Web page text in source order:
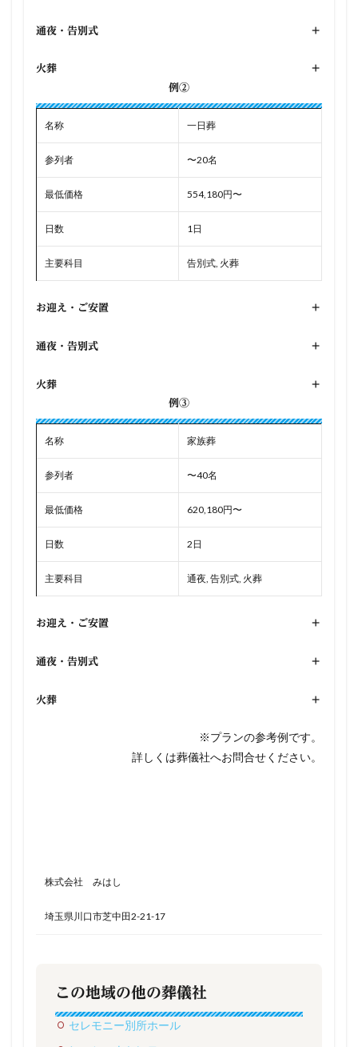
通夜・告別式 +
火葬
+
例②
名称 一日葬
参列者 〜20名
最低価格 554,180円〜
日数 1日
主要科目 告別式, 火葬
お迎え・ご安置 +
通夜・告別式 +
火葬
+
例③
名称 家族葬
参列者 〜40名
最低価格 620,180円〜
日数 2日
主要科目 通夜, 告別式, 火葬
お迎え・ご安置 +
通夜・告別式 +
火葬 +
※プランの参考例です。
詳しくは葬儀社へお問合せください。
株式会社 みはし
埼玉県川口市芝中田2-21-17
この地域の他の葬儀社
セレモニー別所ホール